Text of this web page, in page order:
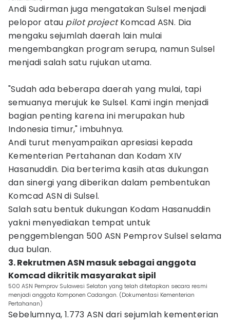
Andi Sudirman juga mengatakan Sulsel menjadi
pelopor atau pilot projectKomcad ASN. Dia
mengaku sejumlah daerah lain mulai
mengembangkan program serupa, namun Sulsel
menjadi salah satu rujukan utama.
"Sudah ada beberapa daerah yang mulai, tapi
semuanya merujuk ke Sulsel. Kami ingin menjadi
bagian penting karena ini merupakan hub
Indonesia timur," imbuhnya.
Andi turut menyampaikan apresiasi kepada
Kementerian Pertahanan dan Kodam XIV
Hasanuddin. Dia berterima kasih atas dukungan
dan sinergi yang diberikan dalam pembentukan
Komcad ASN di Sulsel.
Salah satu bentuk dukungan Kodam Hasanuddin
yakni menyediakan tempat untuk
penggemblengan 500 ASN Pemprov Sulsel selama
dua bulan.
3. Rekrutmen ASN masuk sebagai anggota
Komcad dikritik masyarakat sipil
500 ASN Pemprov Sulawesi Selatan yang telah ditetapkan secara resmi
menjadi anggota Komponen Cadangan. (Dokumentasi Kementerian
Pertahanan)
Sebelumnya, 1.773 ASN dari sejumlah kementerian